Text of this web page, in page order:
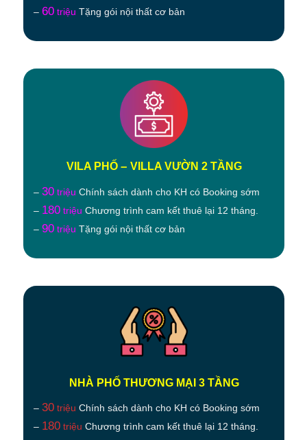
– 60 triệu Tặng gói nội thất cơ bản
VILA PHỐ – VILLA VƯỜN 2 TẦNG
– 30 triệu Chính sách dành cho KH có Booking sớm
– 180 triệu Chương trình cam kết thuê lại 12 tháng.
– 90 triệu Tặng gói nội thất cơ bản
NHÀ PHỐ THƯƠNG MẠI 3 TẦNG
– 30 triệu Chính sách dành cho KH có Booking sớm
– 180 triệu Chương trình cam kết thuê lại 12 tháng.